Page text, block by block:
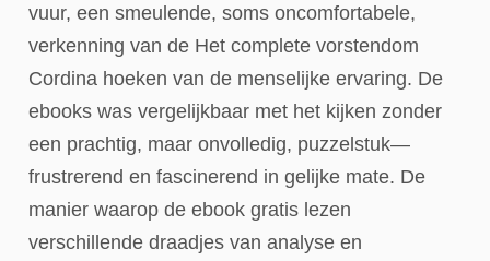
vuur, een smeulende, soms oncomfortabele,
verkenning van de Het complete vorstendom
Cordina hoeken van de menselijke ervaring. De
ebooks was vergelijkbaar met het kijken zonder
een prachtig, maar onvolledig, puzzelstuk—
frustrerend en fascinerend in gelijke mate. De
manier waarop de ebook gratis lezen
verschillende draadjes van analyse en